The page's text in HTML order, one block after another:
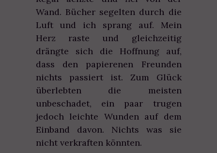
Wand. Bücher segelten durch die
Luft und ich sprang auf. Mein
Herz raste und gleichzeitig
drängte sich die Hoffnung auf,
dass den papierenen Freunden
nichts passiert ist. Zum Glück
überlebten die meisten
unbeschadet, ein paar trugen
jedoch leichte Wunden auf dem
Einband davon. Nichts was sie
nicht verkraften könnten.